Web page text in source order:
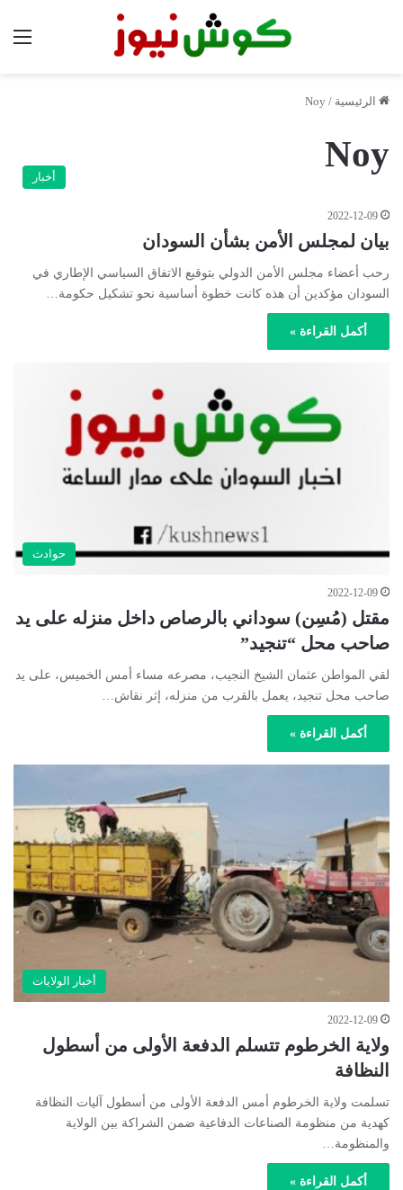
الرئيسية /
Noy
Noy
أخبار
2022-12-09
بيان لمجلس الأمن بشأن السودان
رحب أعضاء مجلس الأمن الدولي بتوقيع الاتفاق السياسي الإطاري في
السودان مؤكدين أن هذه كانت خطوة أساسية نحو تشكيل حكومة…
أكمل القراءة »
حوادث
2022-12-09
مقتل (مُسِن) سوداني بالرصاص داخل منزله على يد
صاحب محل “تنجيد”
لقي المواطن عثمان الشيخ النجيب، مصرعه مساء أمس الخميس، على يد
صاحب محل تنجيد، يعمل بالقرب من منزله، إثر نقاش…
أكمل القراءة »
أخبار الولايات
2022-12-09
ولاية الخرطوم تتسلم الدفعة الأولى من أسطول
النظافة
تسلمت ولاية الخرطوم أمس الدفعة الأولى من أسطول آليات النظافة
كهدية من منظومة الصناعات الدفاعية ضمن الشراكة بين الولاية
والمنظومة…
أكمل القراءة »